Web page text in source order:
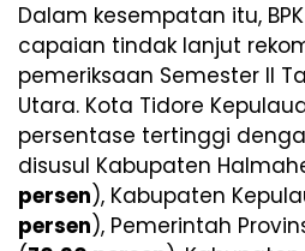
Dalam kesempatan itu,
capaian tindak lanjut
pemeriksaan Semester II
Utara. Kota Tidore
persentase tertinggi
disusul Kabupaten
persen), Kabupaten
persen), Pemerintah